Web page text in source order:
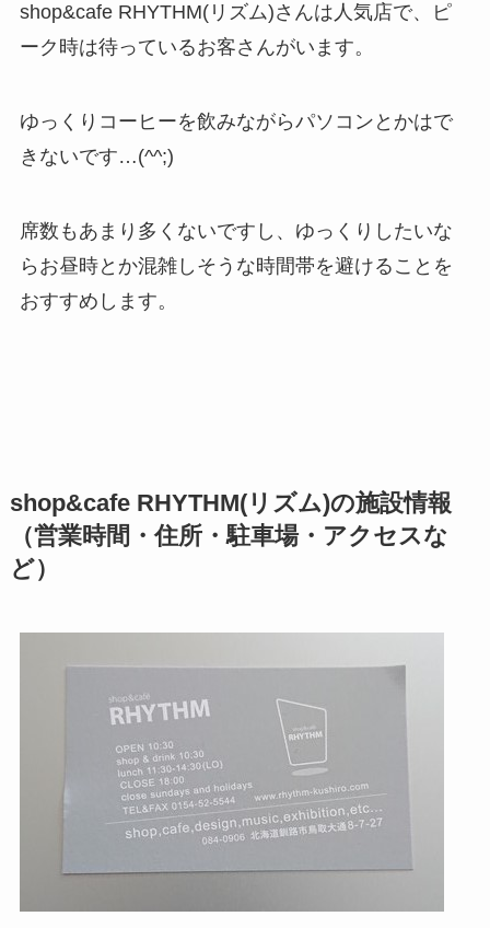
shop&cafe RHYTHM(リズム)さんは人気店で、ピ
ーク時は待っているお客さんがいます。
ゆっくりコーヒーを飲みながらパソコンとかはで
きないです…(^^;)
席数もあまり多くないですし、ゆっくりしたいな
らお昼時とか混雑しそうな時間帯を避けることを
おすすめします。
shop&cafe RHYTHM(リズム)の施設情報
（営業時間・住所・駐車場・アクセスな
ど）